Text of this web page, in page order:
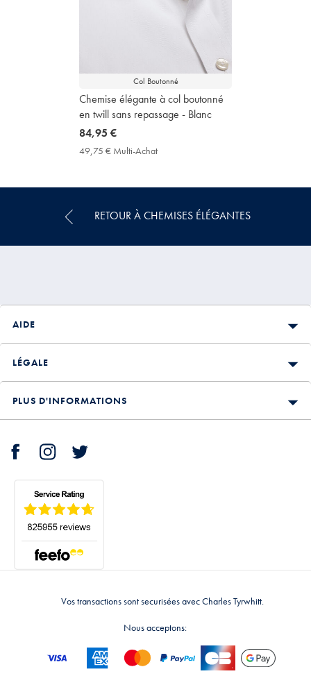
Col Boutonné
Chemise élégante à col boutonné
en twill sans repassage - Blanc
now
84,95
84,95 €
49,75 € Multi-Achat
Achat
RETOUR À CHEMISES ÉLÉGANTES
AIDE
LÉGALE
PLUS D'INFORMATIONS
Vos transactions sont securisées avec Charles Tyrwhitt.
Nous acceptons: